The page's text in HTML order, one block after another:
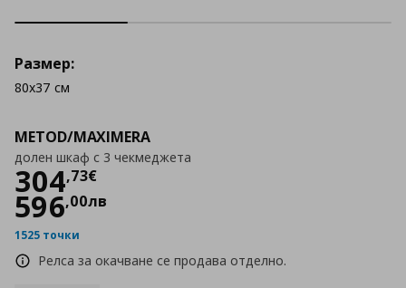
METOD/MAXIMERA
долен шкаф с 3 чекмеджета
304,73€
Цена304,73 €
596,00лв
1525 точки
Релса за окачване се продава отделно.
Размер:
80x37 см